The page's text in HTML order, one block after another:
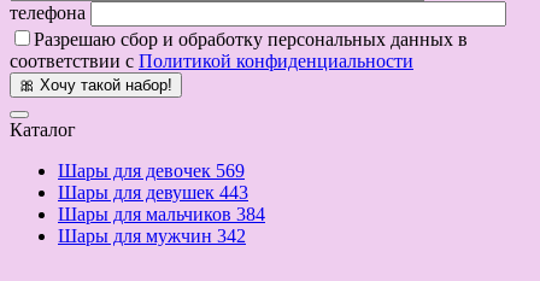
телефона
Разрешаю сбор и обработку персональных данных в
соответствии с Политикой конфиденциальности
🎀 Хочу такой набор!
Каталог
Шары для девочек 569
Шары для девушек 443
Шары для мальчиков 384
Шары для мужчин 342